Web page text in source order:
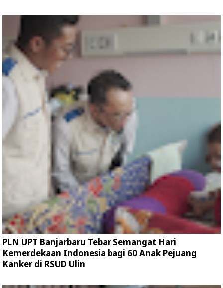
PLN UPT Banjarbaru Tebar Semangat Hari
Kemerdekaan Indonesia bagi 60 Anak Pejuang
Kanker di RSUD Ulin